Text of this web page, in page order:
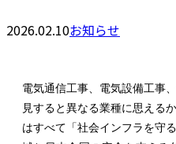
2026.02.10お知らせ
電気通信工事、電気設備工事
見すると異なる業種に思える
はすべて「社会インフラを守